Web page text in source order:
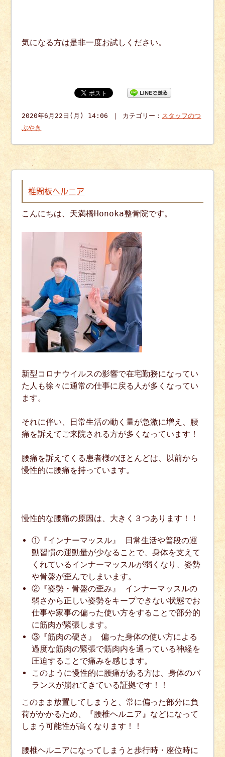
気になる方は是非一度お試しください。
2020年6月22日(月) 14:06 ｜ カテゴリー： スタッフのつ
ぶやき
椎間板ヘルニア
こんにちは、天満橋Honoka整骨院です。
新型コロナウイルスの影響で在宅勤務になってい
た人も徐々に通常の仕事に戻る人が多くなってい
ます。
それに伴い、日常生活の動く量が急激に増え、腰
痛を訴えてご来院される方が多くなっています！
腰痛を訴えてくる患者様のほとんどは、以前から
慢性的に腰痛を持っています。
慢性的な腰痛の原因は、大きく３つあります！！
①『インナーマッスル』 日常生活や普段の運
動習慣の運動量が少なることで、身体を支えて
くれているインナーマッスルが弱くなり、姿勢
や骨盤が歪んでしまいます。
②『姿勢・骨盤の歪み』 インナーマッスルの
弱さから正しい姿勢をキープできない状態でお
仕事や家事の偏った使い方をすることで部分的
に筋肉が緊張します。
③『筋肉の硬さ』 偏った身体の使い方による
過度な筋肉の緊張で筋肉内を通っている神経を
圧迫することで痛みを感じます。
このように慢性的に腰痛がある方は、身体のバ
ランスが崩れてきている証拠です！！
このまま放置してしまうと、常に偏った部分に負
荷がかかるため、『腰椎ヘルニア』などになって
しまう可能性が高くなります！！
腰椎ヘルニアになってしまうと歩行時・座位時に